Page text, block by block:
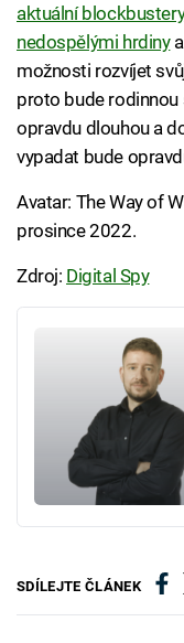
aktuální
nedospělými hrdinya
možnosti rozvíjet
proto bude rodinnou
opravdu dlouhou a
vypadat bude
Avatar: The Way of
prosince 2022.
Zdroj: Digital Spy
SDÍLEJTE ČLÁNEK